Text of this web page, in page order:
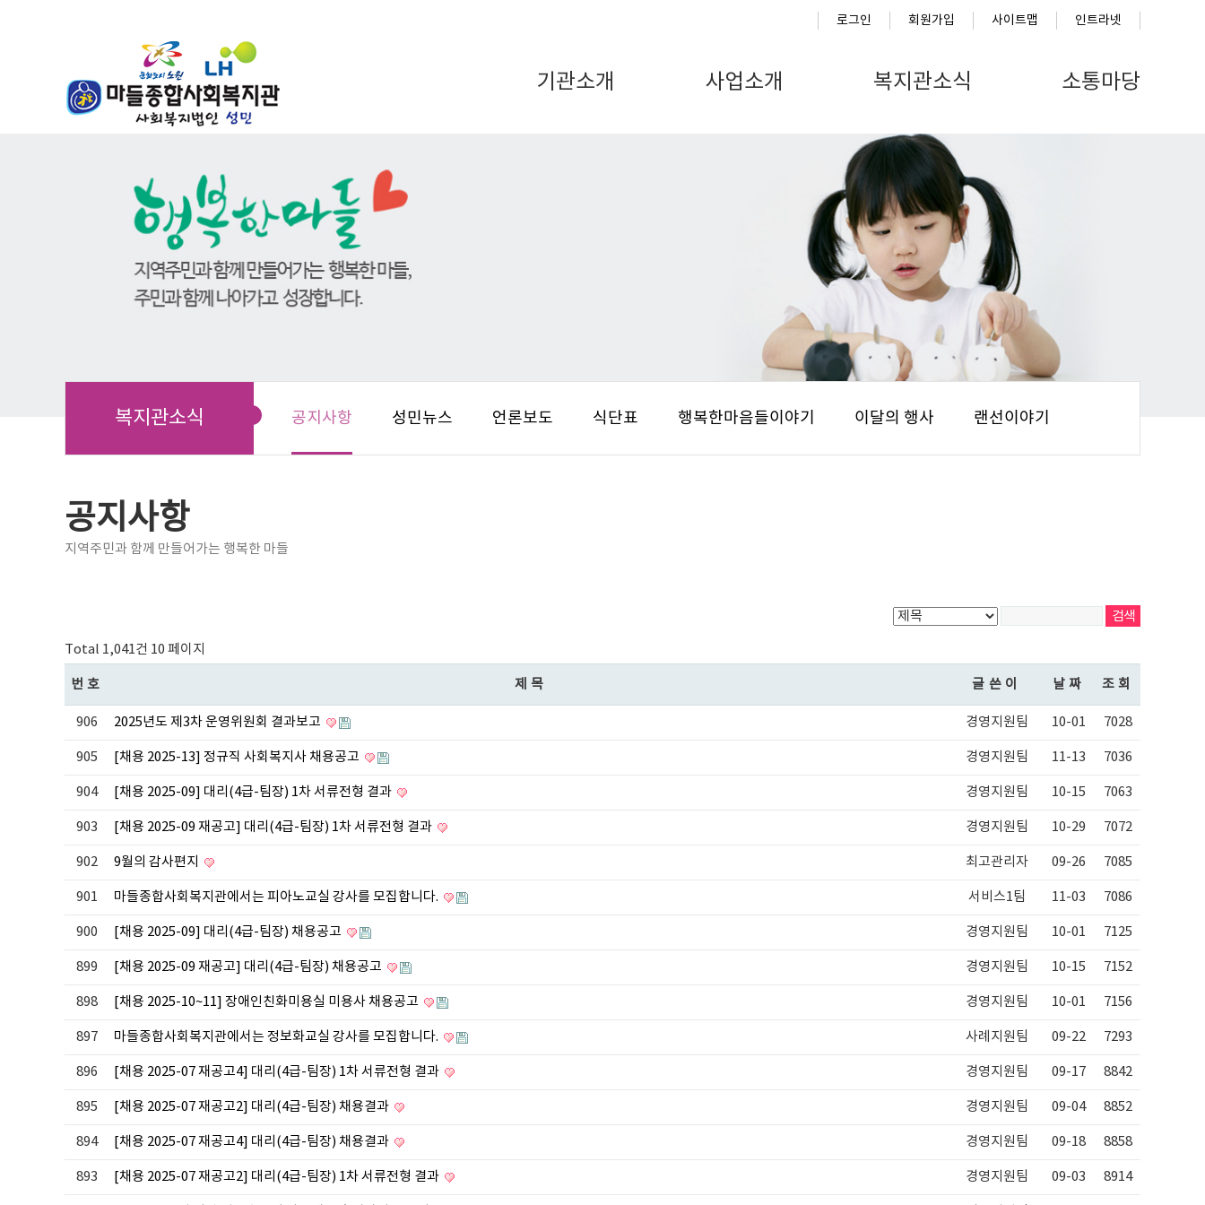
로그인 회원가입 사이트맵 인트라넷
기관소개 사업소개 복지관소식 소통마당
복지관소식 공지사항 성민뉴스 언론보도 식단표 행복한마음들이야기 이달의 행사 랜선이야기
공지사항
지역주민과 함께 만들어가는 행복한 마들
Total 1,041건 10 페이지
번호 제목 글쓴이 날짜 조회
906 2025년도 제3차 운영위원회 결과보고 경영지원팀 10-01 7028
905 [채용 2025-13] 정규직 사회복지사 채용공고 경영지원팀 11-13 7036
904 [채용 2025-09] 대리(4급-팀장) 1차 서류전형 결과 경영지원팀 10-15 7063
903 [채용 2025-09 재공고] 대리(4급-팀장) 1차 서류전형 결과 경영지원팀 10-29 7072
902 9월의 감사편지 최고관리자 09-26 7085
901 마들종합사회복지관에서는 피아노교실 강사를 모집합니다. 서비스1팀 11-03 7086
900 [채용 2025-09] 대리(4급-팀장) 채용공고 경영지원팀 10-01 7125
899 [채용 2025-09 재공고] 대리(4급-팀장) 채용공고 경영지원팀 10-15 7152
898 [채용 2025-10~11] 장애인친화미용실 미용사 채용공고 경영지원팀 10-01 7156
897 마들종합사회복지관에서는 정보화교실 강사를 모집합니다. 사례지원팀 09-22 7293
896 [채용 2025-07 재공고4] 대리(4급-팀장) 1차 서류전형 결과 경영지원팀 09-17 8842
895 [채용 2025-07 재공고2] 대리(4급-팀장) 채용결과 경영지원팀 09-04 8852
894 [채용 2025-07 재공고4] 대리(4급-팀장) 채용결과 경영지원팀 09-18 8858
893 [채용 2025-07 재공고2] 대리(4급-팀장) 1차 서류전형 결과 경영지원팀 09-03 8914